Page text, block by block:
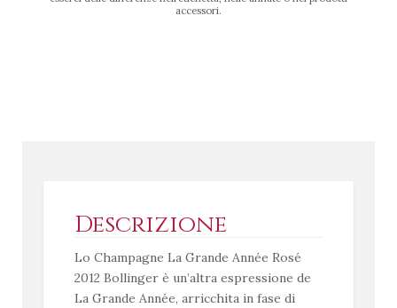
accessori.
Descrizione
Lo Champagne La Grande Année Rosé
2012 Bollinger è un’altra espressione de
La Grande Année, arricchita in fase di